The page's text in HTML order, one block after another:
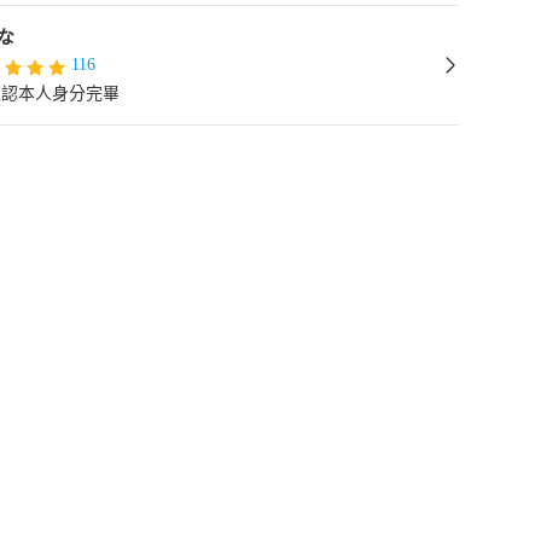
116
本人身分完畢